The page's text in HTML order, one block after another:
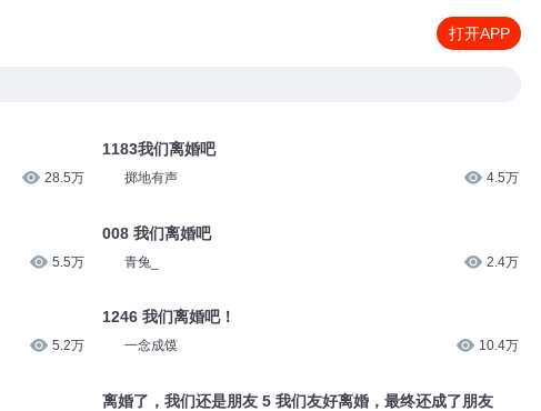
打开APP
28.5万
5.5万
5.2万
1183我们离婚吧
掷地有声 4.5万
008 我们离婚吧
青兔_ 2.4万
1246 我们离婚吧！
一念成馍 10.4万
离婚了，我们还是朋友 5 我们友好离婚，最终还成了朋友